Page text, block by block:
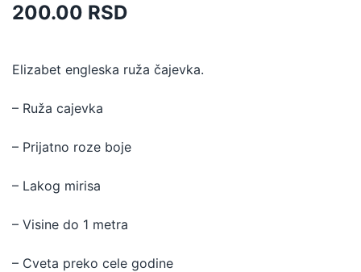
200.00 RSD
Elizabet engleska ruža čajevka.
– Ruža cajevka
– Prijatno roze boje
– Lakog mirisa
– Visine do 1 metra
– Cveta preko cele godine